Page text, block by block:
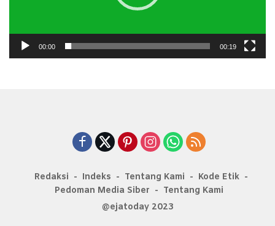
00:00 00:19
Redaksi Indeks Tentang Kami
Kode Etik
Pedoman Media Siber
Tentang Kami
@ejatoday 2023